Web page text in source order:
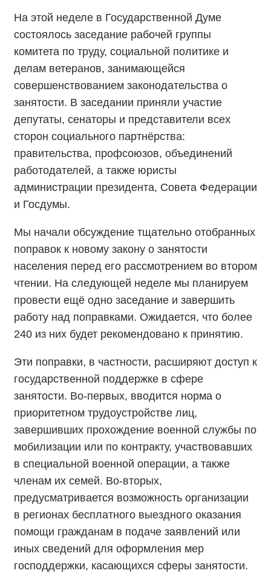
На этой неделе в Государственной Думе
состоялось заседание рабочей группы
комитета по труду, социальной политике и
делам ветеранов, занимающейся
совершенствованием законодательства о
занятости. В заседании приняли участие
депутаты, сенаторы и представители всех
сторон социального партнёрства:
правительства, профсоюзов, объединений
работодателей, а также юристы
администрации президента, Совета Федерации
и Госдумы.
Мы начали обсуждение тщательно отобранных
поправок к новому закону о занятости
населения перед его рассмотрением во втором
чтении. На следующей неделе мы планируем
провести ещё одно заседание и завершить
работу над поправками. Ожидается, что более
240 из них будет рекомендовано к принятию.
Эти поправки, в частности, расширяют доступ к
государственной поддержке в сфере
занятости. Во-первых, вводится норма о
приоритетном трудоустройстве лиц,
завершивших прохождение военной службы по
мобилизации или по контракту, участвовавших
в специальной военной операции, а также
членам их семей. Во-вторых,
предусматривается возможность организации
в регионах бесплатного выездного оказания
помощи гражданам в подаче заявлений или
иных сведений для оформления мер
господдержки, касающихся сферы занятости.